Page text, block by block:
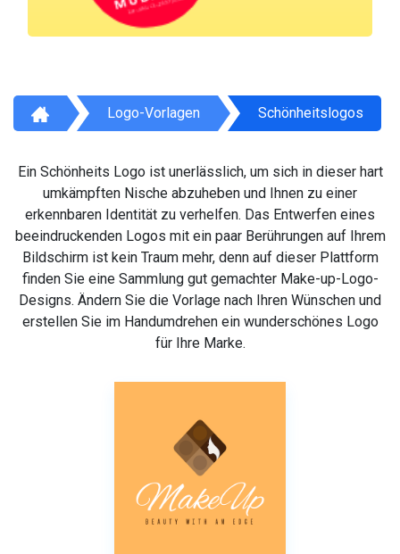
Logo-Vorlagen Schönheitslogos
Ein Schönheits Logo ist unerlässlich, um sich in dieser hart
umkämpften Nische abzuheben und Ihnen zu einer
erkennbaren Identität zu verhelfen. Das Entwerfen eines
beeindruckenden Logos mit ein paar Berührungen auf Ihrem
Bildschirm ist kein Traum mehr, denn auf dieser Plattform
finden Sie eine Sammlung gut gemachter Make-up-Logo-
Designs. Ändern Sie die Vorlage nach Ihren Wünschen und
erstellen Sie im Handumdrehen ein wunderschönes Logo
für Ihre Marke.